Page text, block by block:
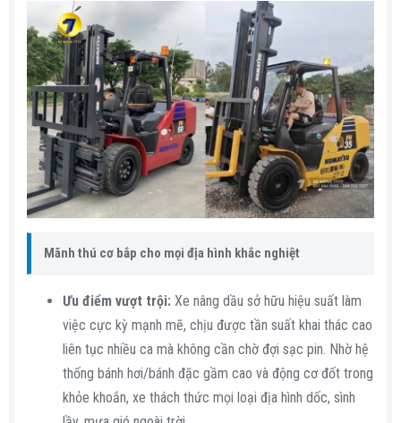
Mãnh thú cơ bắp cho mọi địa hình khắc nghiệt
Ưu điểm vượt trội: Xe nâng dầu sở hữu hiệu suất làm
việc cực kỳ mạnh mẽ, chịu được tần suất khai thác cao
liên tục nhiều ca mà không cần chờ đợi sạc pin. Nhờ hệ
thống bánh hơi/bánh đặc gầm cao và động cơ đốt trong
khỏe khoắn, xe thách thức mọi loại địa hình dốc, sình